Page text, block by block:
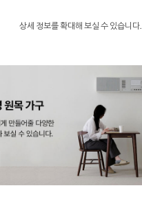
상세 정보를 확대해 보실 수 있습니다.